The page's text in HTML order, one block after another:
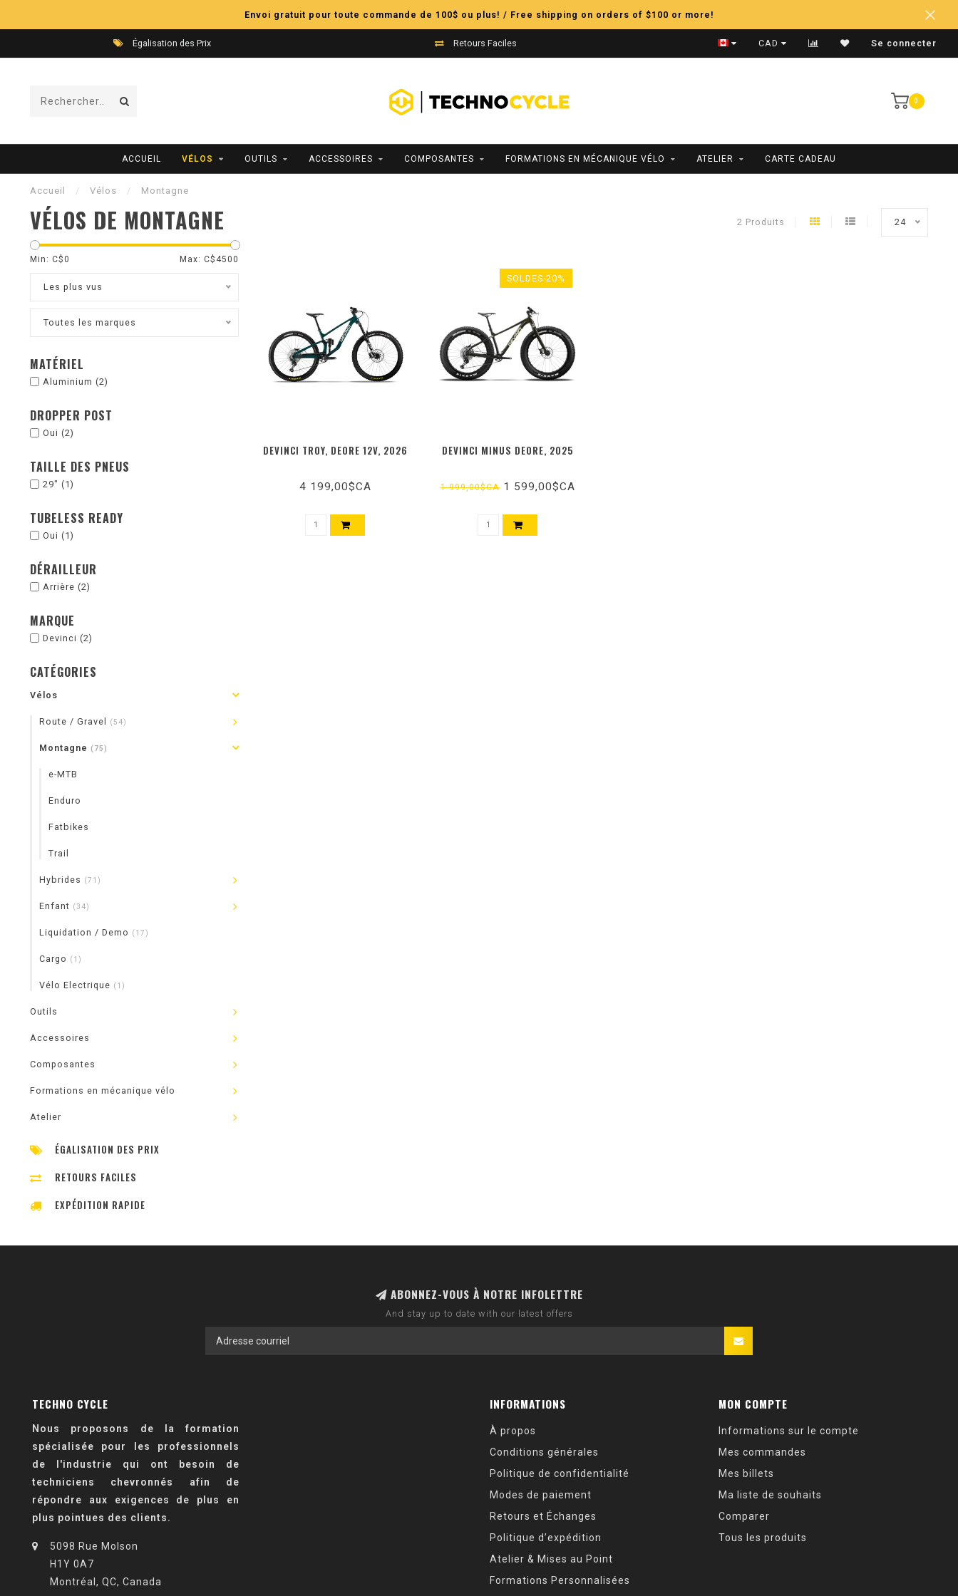
Envoi gratuit pour toute commande de 100$ ou plus! / Free shipping on orders of $100 or more!
Égalisation des Prix Retours Faciles Expédition Rapide
CAD Se connecter
0
ACCUEIL VÉLOS OUTILS ACCESSOIRES COMPOSANTES FORMATIONS EN MÉCANIQUE VÉLO ATELIER CARTE CADEAU
Accueil / Vélos / Montagne
VÉLOS DE MONTAGNE 2 Produits 24
Min: C$0 Max: C$ 4500
Les plus vus
Toutes les marques
MATÉRIEL
Aluminium (2)
DROPPER POST
Oui (2)
TAILLE DES PNEUS
29" (1)
TUBELESS READY
Oui (1)
DÉRAILLEUR
Arrière (2)
MARQUE
Devinci (2)
CATÉGORIES
Vélos
Route / Gravel (54)
Montagne (75)
e-MTB
Enduro
Fatbikes
Trail
Hybrides (71)
Enfant (34)
Liquidation / Demo (17)
Cargo (1)
Vélo Electrique (1)
Outils
Accessoires
Composantes
Formations en mécanique vélo
Atelier
ÉGALISATION DES PRIX
RETOURS FACILES
EXPÉDITION RAPIDE
DEVINCI TROY, DEORE 12V, 2026
4 199,00$CA
SOLDES-20%
DEVINCI MINUS DEORE, 2025
1 999,00$CA1 599,00$CA
ABONNEZ-VOUS À NOTRE INFOLETTRE
And stay up to date with our latest offers
TECHNO CYCLE
Nous proposons de la formation
spécialisée pour les professionnels
de l'industrie qui ont besoin de
techniciens chevronnés afin de
répondre aux exigences de plus en
plus pointues des clients.
5098 Rue Molson
H1Y 0A7
Montréal, QC, Canada
INFORMATIONS
À propos
Conditions générales
Politique de confidentialité
Modes de paiement
Retours et Échanges
Politique d’expédition
Atelier & Mises au Point
Formations Personnalisées
MON COMPTE
Informations sur le compte
Mes commandes
Mes billets
Ma liste de souhaits
Comparer
Tous les produits